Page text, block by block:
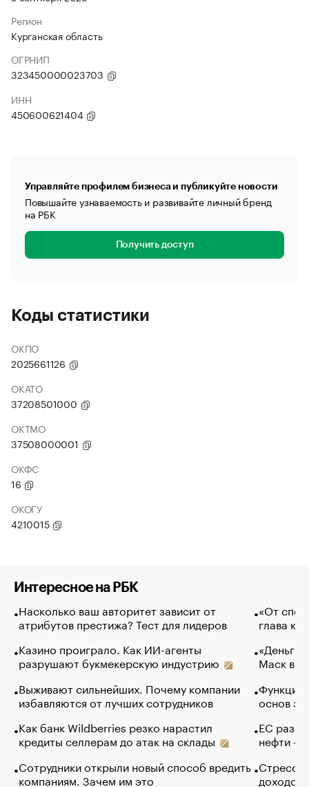
Регион
Курганская область
ОГРНИП
323450000023703
ИНН
450600621404
Управляйте профилем бизнеса и публикуйте новости
Повышайте узнаваемость и развивайте личный бренд
на РБК
Получить доступ
Коды статистики
ОКПО
2025661126
ОКАТО
37208501000
ОКТМО
37508000001
ОКФС
16
ОКОГУ
4210015
Интересное на РБК
Насколько ваш авторитет зависит от
атрибутов престижа? Тест для лидеров
Казино проиграло. Как ИИ-агенты
разрушают букмекерскую индустрию
Выживают сильнейших. Почему компании
избавляются от лучших сотрудников
Как банк Wildberries резко нарастил
кредиты селлерам до атак на склады
Сотрудники открыли новый способ вредить
компаниям. Зачем им это
«От
глава
«Деньги
Маск в
Функции
основ
ЕС
нефти —
Стресс
доходов